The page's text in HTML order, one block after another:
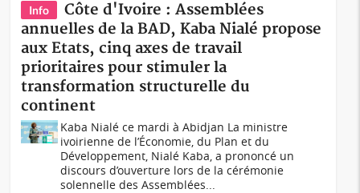
Info
Côte d'Ivoire : Assemblées
annuelles de la BAD, Kaba Nialé propose
aux Etats, cinq axes de travail
prioritaires pour stimuler la
transformation structurelle du
continent
Kaba Nialé ce mardi à Abidjan La ministre
ivoirienne de l’Économie, du Plan et du
Développement, Nialé Kaba, a prononcé un
discours d’ouverture lors de la cérémonie
solennelle des Assemblées...